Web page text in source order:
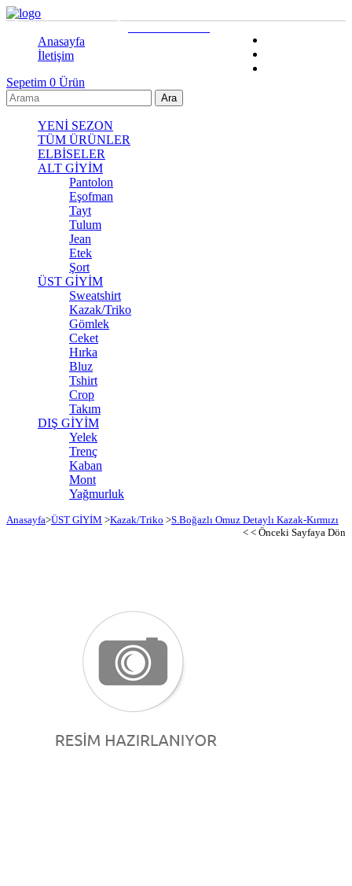
Anasayfa
İletişim
Sepetim 0 Ürün
YENİ SEZON
TÜM ÜRÜNLER
ELBİSELER
ALT GİYİM
Pantolon
Eşofman
Tayt
Tulum
Jean
Etek
Şort
ÜST GİYİM
Sweatshirt
Kazak/Triko
Gömlek
Ceket
Hırka
Bluz
Tshirt
Crop
Takım
DIŞ GİYİM
Yelek
Trenç
Kaban
Mont
Yağmurluk
Anasayfa>ÜST GİYİM >Kazak/Triko >S.Boğazlı Omuz Detaylı Kazak-Kırmızı
< < Önceki Sayfaya Dön